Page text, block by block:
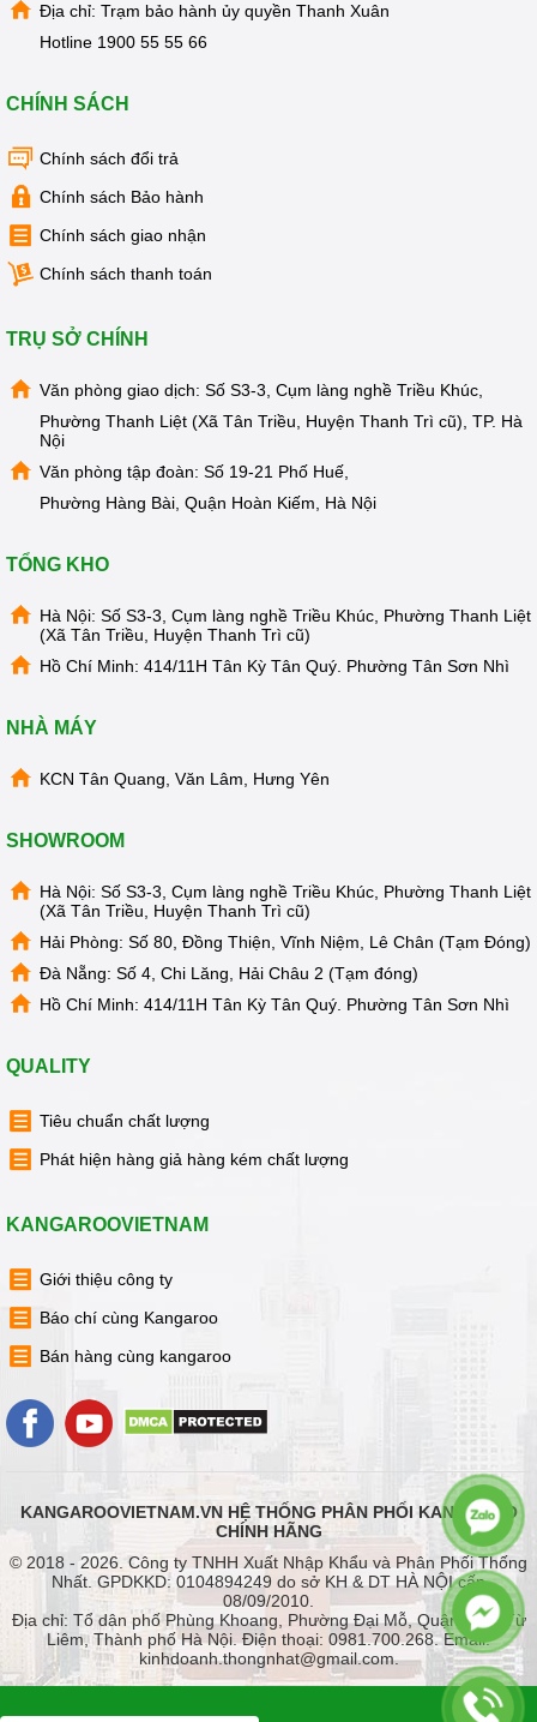
Địa chỉ: Trạm bảo hành ủy quyền Thanh Xuân
Hotline 1900 55 55 66
CHÍNH SÁCH
Chính sách đổi trả
Chính sách Bảo hành
Chính sách giao nhận
Chính sách thanh toán
TRỤ SỞ CHÍNH
Văn phòng giao dịch: Số S3-3, Cụm làng nghề Triều Khúc,
Phường Thanh Liệt (Xã Tân Triều, Huyện Thanh Trì cũ), TP. Hà
Nội
Văn phòng tập đoàn: Số 19-21 Phố Huế,
Phường Hàng Bài, Quận Hoàn Kiếm, Hà Nội
TỔNG KHO
Hà Nội: Số S3-3, Cụm làng nghề Triều Khúc, Phường Thanh Liệt
(Xã Tân Triều, Huyện Thanh Trì cũ)
Hồ Chí Minh: 414/11H Tân Kỳ Tân Quý. Phường Tân Sơn Nhì
NHÀ MÁY
KCN Tân Quang, Văn Lâm, Hưng Yên
SHOWROOM
Hà Nội: Số S3-3, Cụm làng nghề Triều Khúc, Phường Thanh Liệt
(Xã Tân Triều, Huyện Thanh Trì cũ)
Hải Phòng: Số 80, Đồng Thiện, Vĩnh Niệm, Lê Chân (Tạm Đóng)
Đà Nẵng: Số 4, Chi Lăng, Hải Châu 2 (Tạm đóng)
Hồ Chí Minh: 414/11H Tân Kỳ Tân Quý. Phường Tân Sơn Nhì
QUALITY
Tiêu chuẩn chất lượng
Phát hiện hàng giả hàng kém chất lượng
KANGAROOVIETNAM
Giới thiệu công ty
Báo chí cùng Kangaroo
Bán hàng cùng kangaroo
KANGAROOVIETNAM.VN HỆ THỐNG PHÂN PHỐI KANGAROO
CHÍNH HÃNG
© 2018 - 2026. Công ty TNHH Xuất Nhập Khẩu và Phân Phối Thống
Nhất. GPDKKD: 0104894249 do sở KH & DT HÀ NỘI cấp
08/09/2010.
Địa chỉ: Tổ dân phố Phùng Khoang, Phường Đại Mỗ, Quận Nam Từ
Liêm, Thành phố Hà Nội. Điện thoại: 0981.700.268. Email:
kinhdoanh.thongnhat@gmail.com.